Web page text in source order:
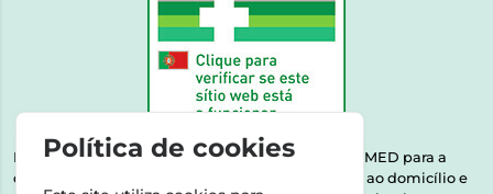
Esta farmácia encontra-se autorizada pelo INFARMED para a
dispensa de medicamentos e produtos de saúde ao domicílio e
Política de cookies